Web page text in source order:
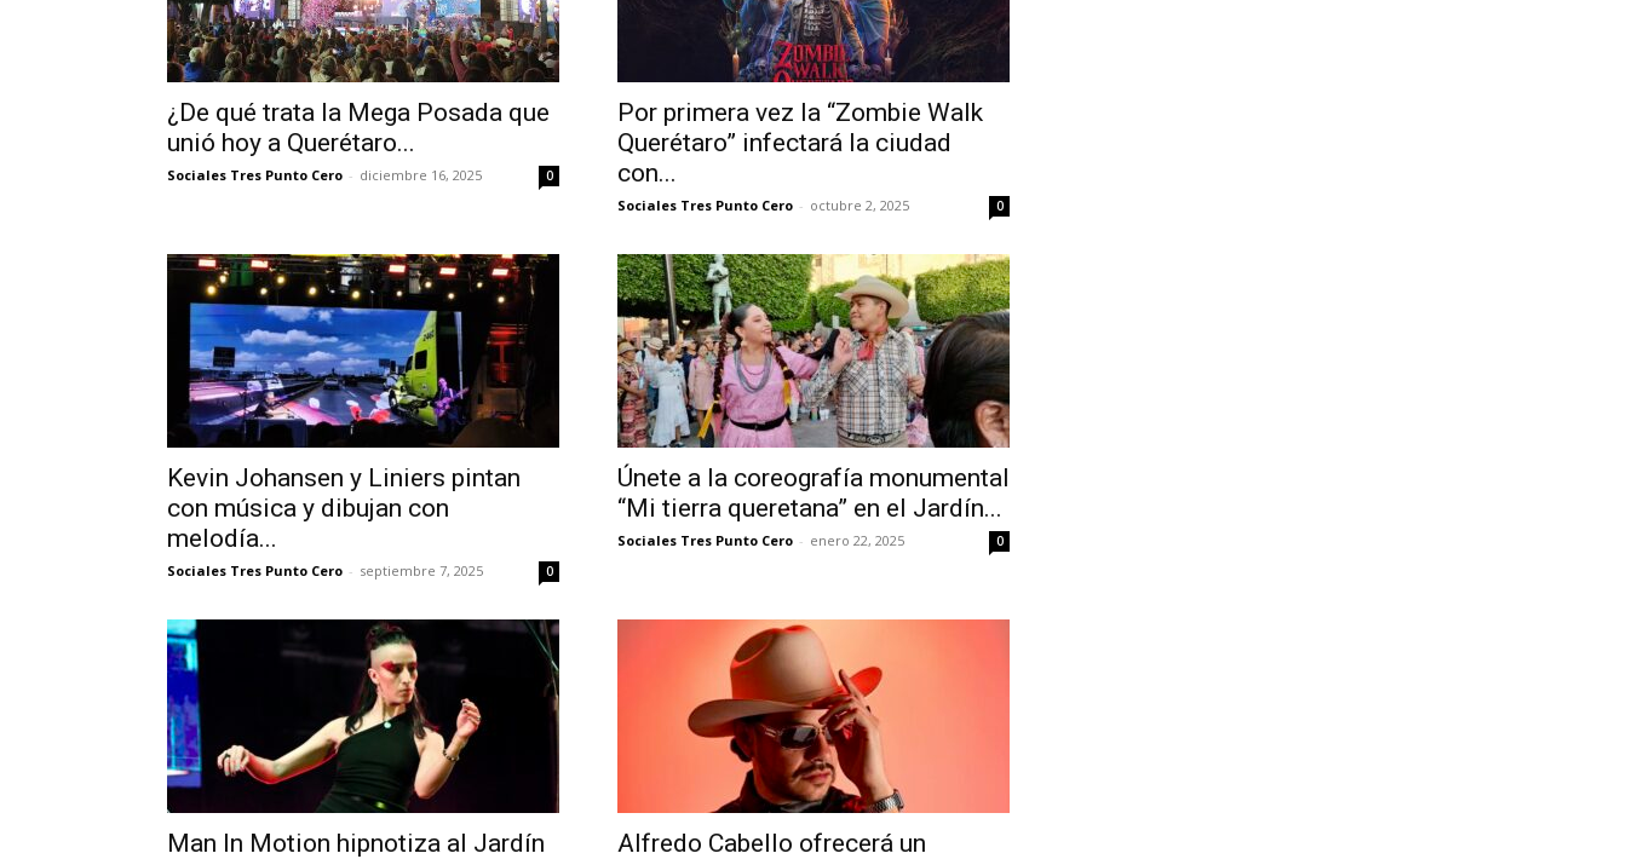
¿De qué trata la Mega Posada que
unió hoy a Querétaro...
Sociales Tres Punto Cero - diciembre 16, 2025 0
Por primera vez la “Zombie Walk
Querétaro” infectará la ciudad
con...
Sociales Tres Punto Cero - octubre 2, 2025 0
Kevin Johansen y Liniers pintan
con música y dibujan con
melodía...
Sociales Tres Punto Cero - septiembre 7, 2025 0
Únete a la coreografía monumental
“Mi tierra queretana” en el Jardín...
Sociales Tres Punto Cero - enero 22, 2025 0
Man In Motion hipnotiza al Jardín
Alfredo Cabello ofrecerá un